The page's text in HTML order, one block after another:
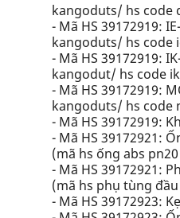
kangoduts/ hs code
- Mã HS 39172919:
kangoduts/ hs code
- Mã HS 39172919:
kangodut/ hs code
- Mã HS 39172919:
kangoduts/ hs code
- Mã HS 39172919:
- Mã HS 39172921:
(mã hs ống abs
- Mã HS 39172921:
(mã hs phụ tùng
- Mã HS 39172923: